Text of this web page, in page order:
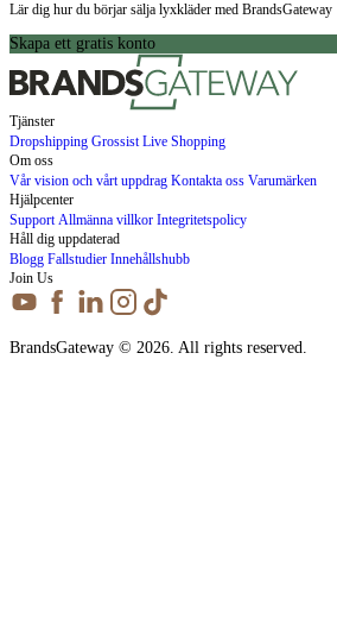
Lär dig hur du börjar sälja lyxkläder med BrandsGateway
Skapa ett gratis konto
Tjänster
Dropshipping Grossist Live Shopping
Om oss
Vår vision och vårt uppdrag Kontakta oss Varumärken
Hjälpcenter
Support Allmänna villkor Integritetspolicy
Håll dig uppdaterad
Blogg Fallstudier Innehållshubb
Join Us
BrandsGateway © 2026. All rights reserved.